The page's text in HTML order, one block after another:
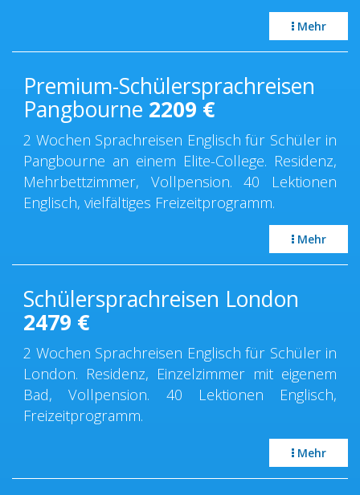
Mehr
Premium-Schülersprachreisen
Pangbourne 2209 €
2 Wochen Sprachreisen Englisch für Schüler in
Pangbourne an einem Elite-College. Residenz,
Mehrbettzimmer, Vollpension. 40 Lektionen
Englisch, vielfältiges Freizeitprogramm.
Mehr
Schülersprachreisen London
2479 €
2 Wochen Sprachreisen Englisch für Schüler in
London. Residenz, Einzelzimmer mit eigenem
Bad, Vollpension. 40 Lektionen Englisch,
Freizeitprogramm.
Mehr